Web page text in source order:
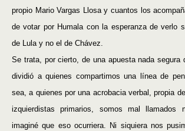
propio Mario Vargas Llosa y cuantos los
de votar por Humala con la esperanza de verlo
de Lula y no el de Chávez.
Se trata, por cierto, de una apuesta nada segura
dividió a quienes compartimos una línea de
sea, a quienes por una acrobacia verbal, propia
izquierdistas primarios, somos mal llamados
imaginé que eso ocurriera. Ni siquiera nos